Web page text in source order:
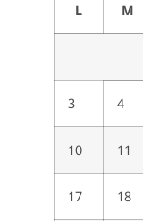
L M
3 4
10 11
17 18